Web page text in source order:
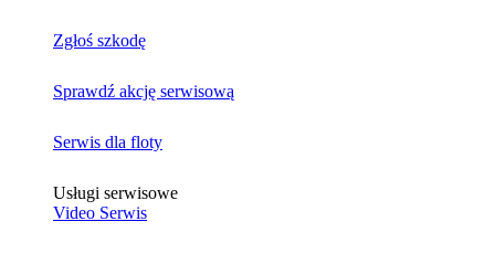
Zgłoś szkodę
Sprawdź akcję serwisową
Serwis dla floty
Usługi serwisowe
Video Serwis